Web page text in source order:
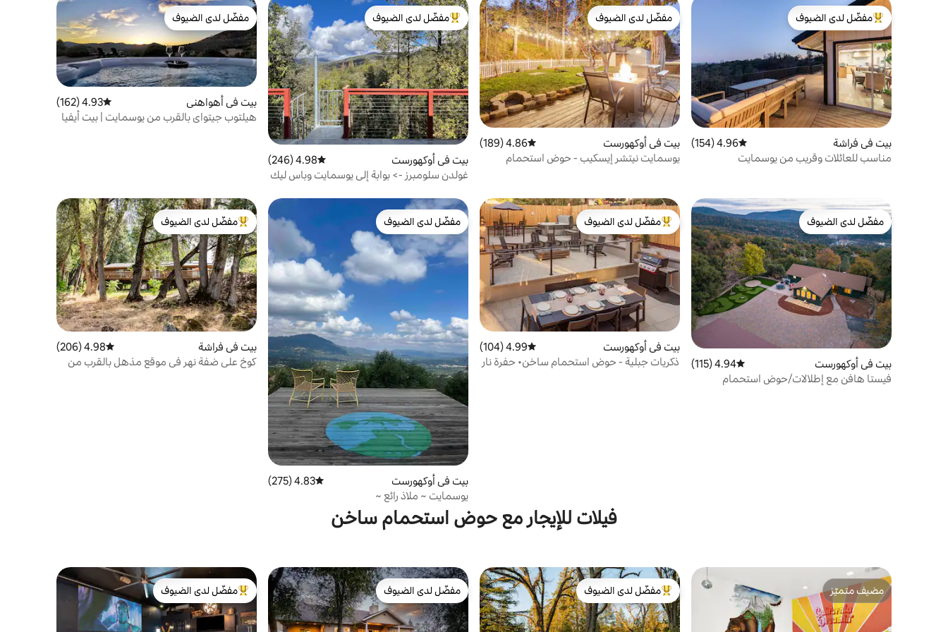
من أبرز البيوت المفضّلة لدى الضيوف
مفضّل لدى الضيوف
بيت في فراشة متوسط التقييم 4.96 من 5، 154 مراجعات
4.96 (154)
مناسب للعائلات وقريب من يوسمايت
مفضّل لدى الضيوف
مفضّل لدى الضيوف
بيت في أوكهورست متوسط التقييم 4.86 من 5، 189 مراجعات
4.86 (189)
يوسمايت نيتشر إيسكيب - حوض استحمام
من أبرز البيوت المفضّلة لدى الضيوف
مفضّل لدى الضيوف
بيت في أوكهورست متوسط التقييم 4.98 من 5، 246 مراجعات
4.98 (246)
غولدن سلومبرز -> بوابة إلى يوسمايت وباس ليك
مفضّل لدى الضيوف
مفضّل لدى الضيوف
بيت في أهواهني متوسط التقييم 4.93 من 5، 162 مراجعات
4.93 (162)
هيلتوب جيتواي بالقرب من يوسمايت | بيت أيفيا
مفضّل لدى الضيوف
مفضّل لدى الضيوف
بيت في أوكهورست متوسط التقييم 4.94 من 5، 115 مراجعات
4.94 (115)
فيستا هافن مع إطلالات/حوض استحمام
من أبرز البيوت المفضّلة لدى الضيوف
مفضّل لدى الضيوف
بيت في أوكهورست متوسط التقييم 4.99 من 5، 104 مراجعات
4.99 (104)
ذكريات جبلية - حوض استحمام ساخن• حفرة نار
مفضّل لدى الضيوف
مفضّل لدى الضيوف
بيت في أوكهورست متوسط التقييم 4.83 من 5، 275 مراجعات
4.83 (275)
يوسمايت ~ ملاذ رائع ~
من أبرز البيوت المفضّلة لدى الضيوف
مفضّل لدى الضيوف
بيت في فراشة متوسط التقييم 4.98 من 5، 206 مراجعات
4.98 (206)
كوخ على ضفة نهر في موقع مذهل بالقرب من
فيلات للإيجار مع حوض استحمام ساخن
مضيف متميّز
مضيف متميّز
من أبرز البيوت المفضّلة لدى الضيوف
مفضّل لدى الضيوف
مفضّل لدى الضيوف
مفضّل لدى الضيوف
من أبرز البيوت المفضّلة لدى الضيوف
مفضّل لدى الضيوف